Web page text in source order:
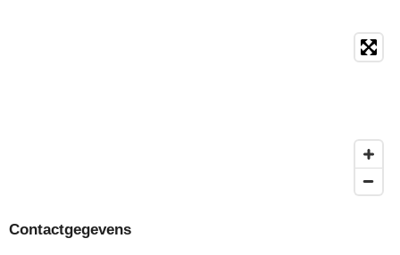
Contactgegevens